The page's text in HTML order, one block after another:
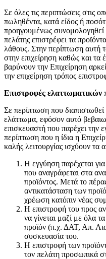
Σε όλες τις περιπτώσεις στις
πωληθέντα, κατά είδος ή
προηγουμένως
πελάτης επιστρέφει τα
λάθους. Στην περίπτωση αυτή
στην επιχείρηση καθώς και
βαρύνουν την Επιχείρηση
την επιχείρηση τρόπος
Επιστροφές ελαττωματικών
Σε περίπτωση που διαπιστωθεί
ελάττωμα, εφόσον αυτό
επισκευαστή που παρέχει την
περίπτωση που η ίδια η
καλής λειτουργίας ισχύουν τα
Η εγγύηση παρέχεται
που αναγράφεται στα
προϊόντος. Μετά το
αντικατάσταση των
χρέωση κατόπιν νέας
Η επιστροφή του προς
να γίνεται μαζί με όλα
προϊόν (π.χ. ΔΑΤ, Απ.
συσκευασία του.
Η επιστροφή των
τον πελάτη προσωπικά